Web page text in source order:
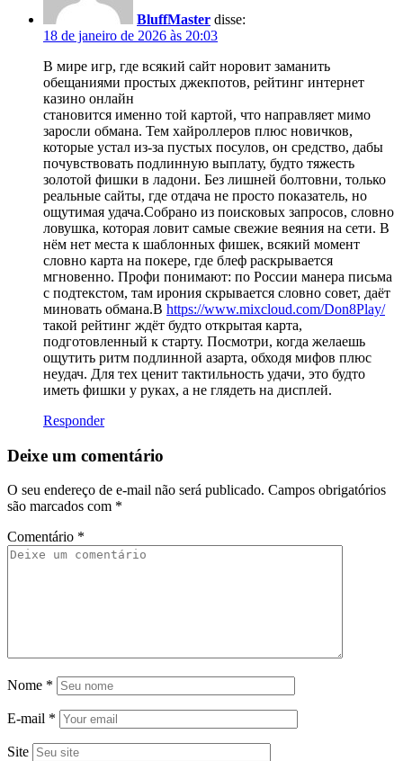
BluffMaster disse:
18 de janeiro de 2026 às 20:03
В мире игр, где всякий сайт норовит заманить
обещаниями простых джекпотов, рейтинг интернет
казино онлайн
становится именно той картой, что направляет мимо
заросли обмана. Тем хайроллеров плюс новичков,
которые устал из-за пустых посулов, он средство, дабы
почувствовать подлинную выплату, будто тяжесть
золотой фишки в ладони. Без лишней болтовни, только
реальные сайты, где отдача не просто показатель, но
ощутимая удача.Собрано из поисковых запросов, словно
ловушка, которая ловит самые свежие веяния на сети. В
нём нет места к шаблонных фишек, всякий момент
словно карта на покере, где блеф раскрывается
мгновенно. Профи понимают: по России манера письма
с подтекстом, там ирония скрывается словно совет, даёт
миновать обмана.В https://www.mixcloud.com/Don8Play/
такой рейтинг ждёт будто открытая карта,
подготовленный к старту. Посмотри, когда желаешь
ощутить ритм подлинной азарта, обходя мифов плюс
неудач. Для тех ценит тактильность удачи, это будто
иметь фишки у руках, а не глядеть на дисплей.
Responder
Deixe um comentário
O seu endereço de e-mail não será publicado. Campos obrigatórios
são marcados com *
Comentário *
Nome *
E-mail *
Site